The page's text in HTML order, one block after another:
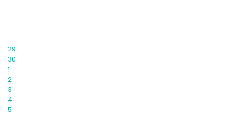
29
30
1
2
3
4
5